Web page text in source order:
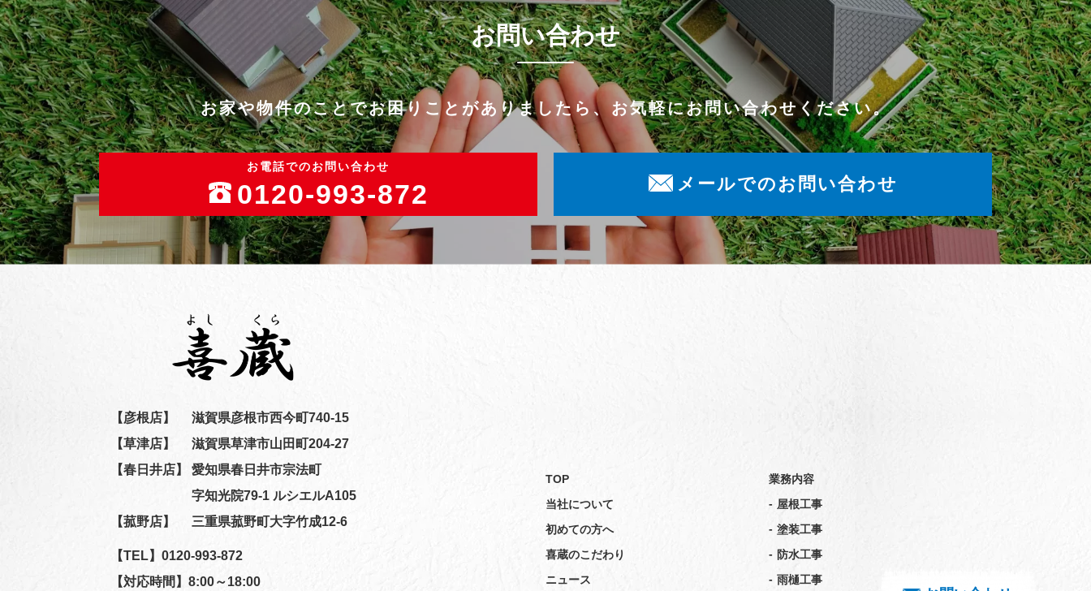
お問い合わせ
お家や物件のことでお困りことがありましたら、お気軽にお問い合わせください。
お電話でのお問い合わせ
0120-993-872 メールでのお問い合わせ
【彦根店】
滋賀県彦根市西今町740-15
【草津店】
滋賀県草津市山田町204-27
【春日井店】
愛知県春日井市宗法町
字知光院79-1 ルシエルA105
【菰野店】
三重県菰野町大字竹成12-6
【TEL】 0120-993-872
【対応時間】8:00～18:00
TOP
当社について
初めての方へ
喜蔵のこだわり
ニュース
業務内容
- 屋根工事
- 塗装工事
- 防水工事
- 雨樋工事